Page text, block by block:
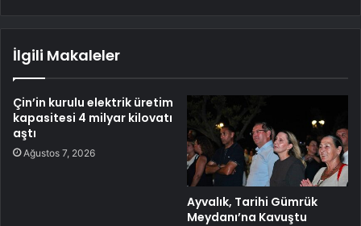
İlgili Makaleler
Çin’in kurulu elektrik üretim
kapasitesi 4 milyar kilovatı
aştı
Ağustos 7, 2026
Ayvalık, Tarihi Gümrük
Meydanı’na Kavuştu